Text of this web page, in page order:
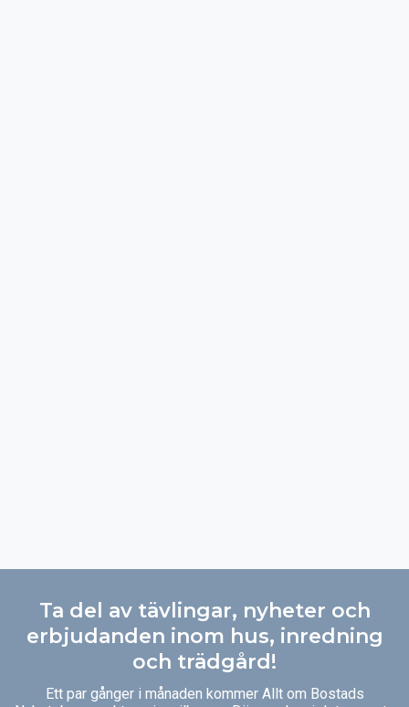
Ta del av tävlingar, nyheter och
erbjudanden inom hus, inredning
och trädgård!
Ett par gånger i månaden kommer Allt om Bostads